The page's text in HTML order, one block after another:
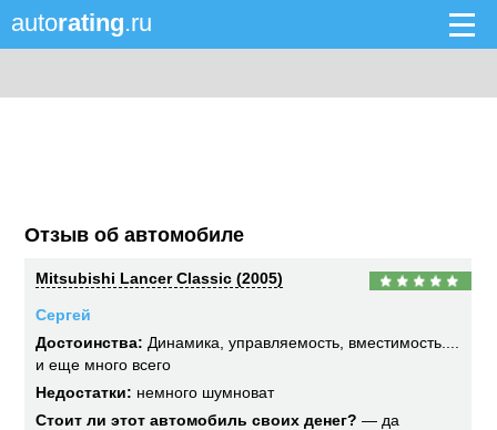
autorating.ru
Отзыв об автомобиле
Mitsubishi Lancer Classic (2005)
Сергей
Достоинства: Динамика, управляемость, вместимость....
и еще много всего
Недостатки: немного шумноват
Стоит ли этот автомобиль своих денег? — да